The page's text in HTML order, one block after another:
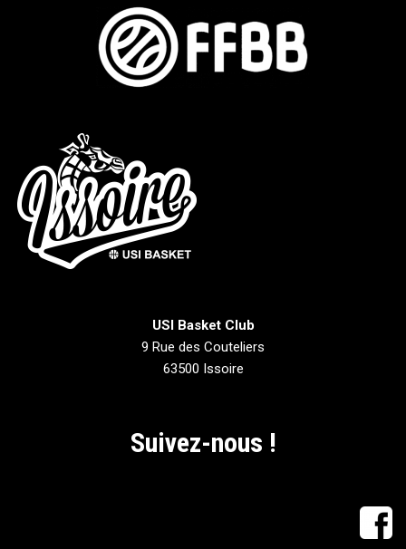
USI Basket Club
9 Rue des Couteliers
63500 Issoire
Suivez-nous !